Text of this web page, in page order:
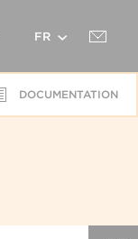
FR
DOCUMENTATION